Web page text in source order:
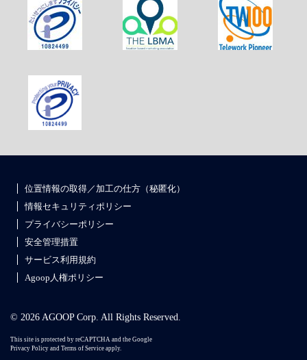
位置情報の取得／加工の仕方（秘匿化）
情報セキュリティポリシー
プライバシーポリシー
安全管理措置
サービス利用規約
Agoop人権ポリシー
© 2026 AGOOP Corp. All Rights Reserved.
This site is protected by reCAPTCHA and the Google
Privacy Policy and Terms of Service apply.